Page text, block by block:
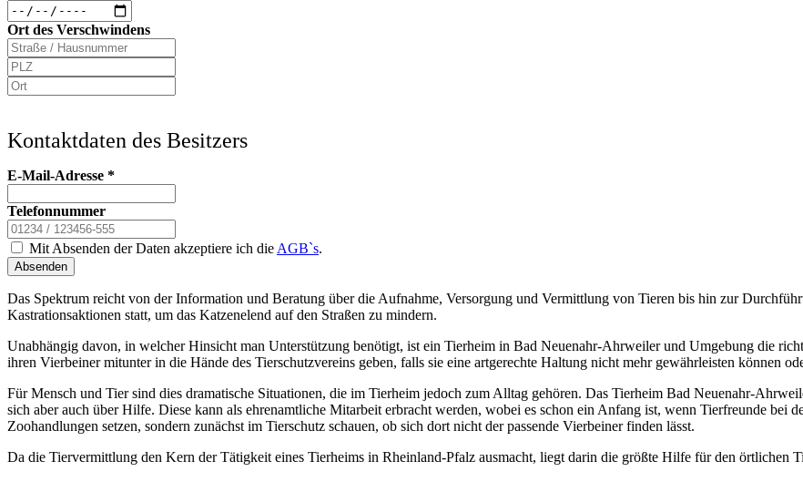
Ort des Verschwindens
Kontaktdaten des Besitzers
E-Mail-Adresse *
Telefonnummer
Mit Absenden der Daten akzeptiere ich die AGB`s.
Absenden
Das Spektrum reicht von der Information und Beratung über die Aufnahme, Versorgung und Vermittlung von Tieren bis hin zur
Kastrationsaktionen statt, um das Katzenelend auf den Straßen zu mindern.
Unabhängig davon, in welcher Hinsicht man Unterstützung benötigt, ist ein Tierheim in Bad Neuenahr-Ahrweiler und Umgebung die
ihren Vierbeiner mitunter in die Hände des Tierschutzvereins geben, falls sie eine artgerechte Haltung nicht mehr gewährleisten können
Für Mensch und Tier sind dies dramatische Situationen, die im Tierheim jedoch zum Alltag gehören. Das Tierheim Bad Neuenahr-
sich aber auch über Hilfe. Diese kann als ehrenamtliche Mitarbeit erbracht werden, wobei es schon ein Anfang ist, wenn Tierfreunde bei
Zoohandlungen setzen, sondern zunächst im Tierschutz schauen, ob sich dort nicht der passende Vierbeiner finden lässt.
Da die Tiervermittlung den Kern der Tätigkeit eines Tierheims in Rheinland-Pfalz ausmacht, liegt darin die größte Hilfe für den örtlichen